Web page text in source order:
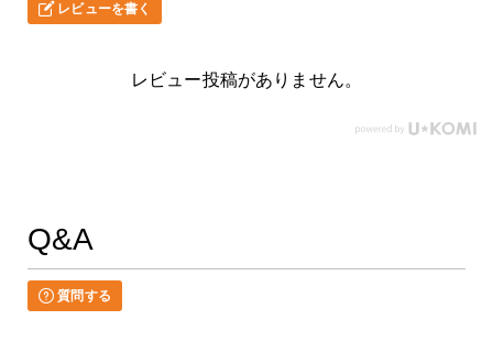
レビューを書く
レビュー投稿がありません。
Q&A
質問する